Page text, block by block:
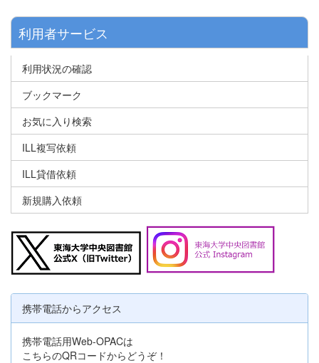
利用者サービス
利用状況の確認
ブックマーク
お気に入り検索
ILL複写依頼
ILL貸借依頼
新規購入依頼
携帯電話からアクセス
携帯電話用Web-OPACは
こちらのQRコードからどうぞ！